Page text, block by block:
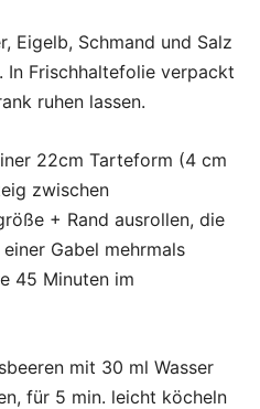
Eigelb, Schmand und Salz
In Frischhaltefolie verpackt
ruhen lassen.
22cm Tarteform (4 cm
zwischen
+ Rand ausrollen, die
Gabel mehrmals
45 Minuten im
mit 30 ml Wasser
für 5 min. leicht köcheln